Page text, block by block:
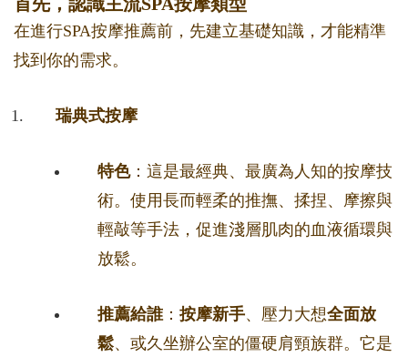
在進行SPA按摩推薦前，先建立基礎知識，才能精準
找到你的需求。
瑞典式按摩
特色：這是最經典、最廣為人知的按摩技
術。使用長而輕柔的推撫、揉捏、摩擦與
輕敲等手法，促進淺層肌肉的血液循環與
放鬆。
推薦給誰： 按摩新手、壓力大想全面放
鬆、或久坐辦公室的僵硬肩頸族群。它是